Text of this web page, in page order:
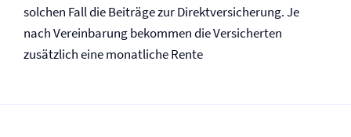
solchen Fall die Beiträge zur Direkt­versicherung. Je
nach Vereinbarung bekommen die Versicherten
zusätzlich eine monatliche Rente